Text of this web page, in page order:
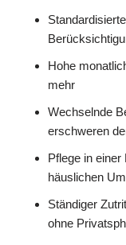
Hohe
mehr
Wechselnde
erschweren
Pflege in
häuslichen
Ständiger
ohne